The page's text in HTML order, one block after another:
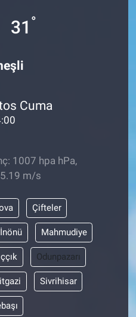
31 °
Cuma
1007 hpa hPa,
m/s
Çifteler
İnönü Mahmudiye
Odunpazarı
Sivrihisar